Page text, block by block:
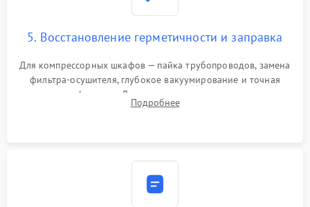
5. Восстановление герметичности и заправка
Для компрессорных шкафов — пайка трубопроводов, замена
фильтра-осушителя, глубокое вакуумирование и точная
заправка фреоном. Для термоэлектрических — замена
термопасты и герметизация охлаждающего блока.
Подробнее